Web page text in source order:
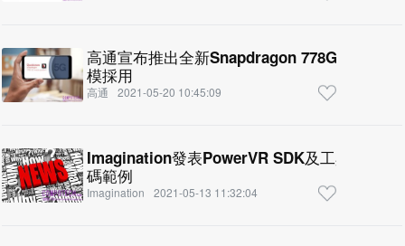
高通宣布推出全新Snapdragon 778G 5G行動
模採用
高通 2021-05-20 10:45:09
Imagination發表PowerVR SDK及工具套件重
碼範例
Imagination 2021-05-13 11:32:04